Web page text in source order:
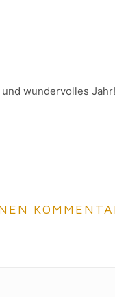
wundervolles